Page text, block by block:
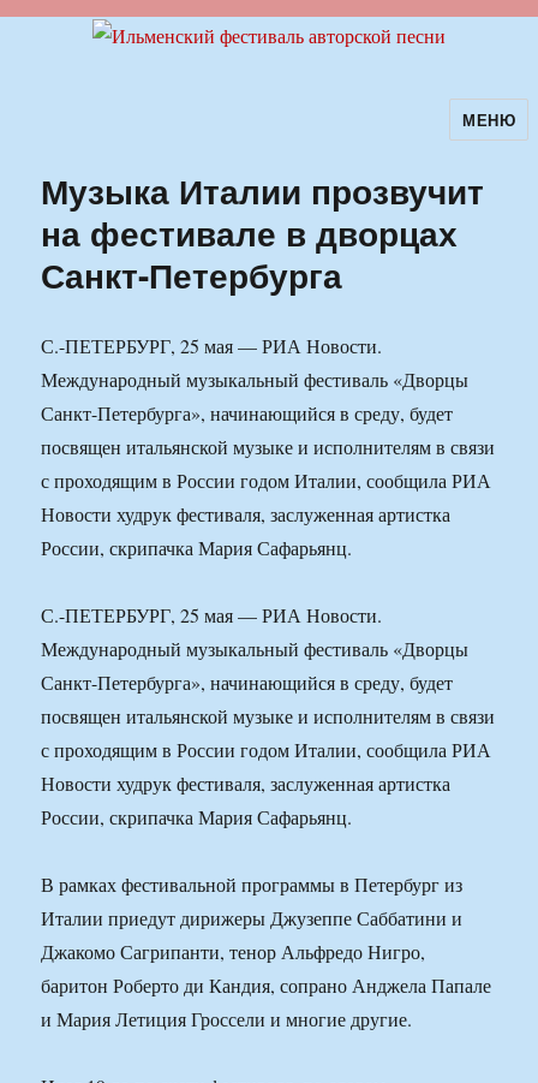
Ильменский фестиваль авторскойМЕНЮ
Музыка Италии прозвучит
на фестивале в дворцах
Санкт-Петербурга
С.-ПЕТЕРБУРГ, 25 мая — РИА Новости.
Международный музыкальный фестиваль «Дворцы
Санкт-Петербурга», начинающийся в среду, будет
посвящен итальянской музыке и исполнителям в связи
с проходящим в России годом Италии, сообщила РИА
Новости худрук фестиваля, заслуженная артистка
России, скрипачка Мария Сафарьянц.
С.-ПЕТЕРБУРГ, 25 мая — РИА Новости.
Международный музыкальный фестиваль «Дворцы
Санкт-Петербурга», начинающийся в среду, будет
посвящен итальянской музыке и исполнителям в связи
с проходящим в России годом Италии, сообщила РИА
Новости худрук фестиваля, заслуженная артистка
России, скрипачка Мария Сафарьянц.
В рамках фестивальной программы в Петербург из
Италии приедут дирижеры Джузеппе Саббатини и
Джакомо Сагрипанти, тенор Альфредо Нигро,
баритон Роберто ди Кандия, сопрано Анджела Папале
и Мария Летиция Гроссели и многие другие.